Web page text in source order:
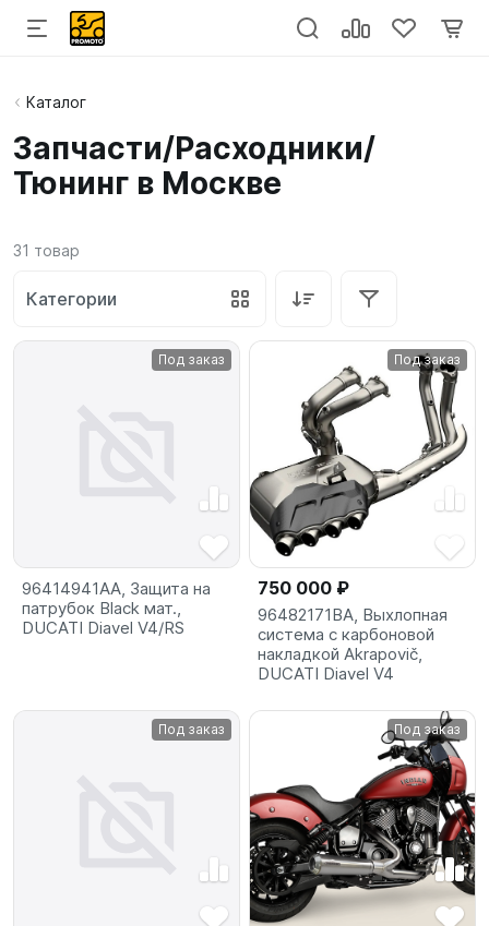
Каталог
Запчасти/Расходники/
Тюнинг в Москве
31 товар
Категории
Под заказ
96414941AA, Защита на
патрубок Black мат.,
DUCATI Diavel V4/RS
Под заказ
750 000 ₽
96482171BA, Выхлопная
система с карбоновой
накладкой Akrapovič,
DUCATI Diavel V4
Под заказ Под заказ